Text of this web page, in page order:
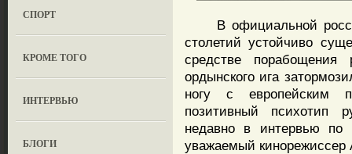
СПОРТ
КРОМЕ ТОГО
ИНТЕРВЬЮ
БЛОГИ
В официальной
столетий устойчиво
средстве порабощения
ордынского ига
ногу с европейским
позитивный психотип
недавно в интервью по
уважаемый кинорежиссер